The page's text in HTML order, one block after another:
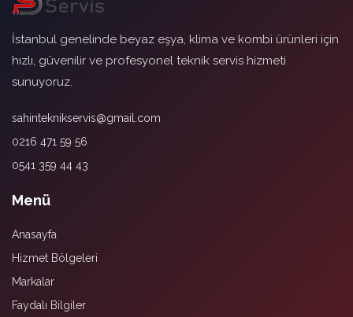
İstanbul genelinde beyaz eşya, klima ve kombi ürünleri için
hızlı, güvenilir ve profesyonel teknik servis hizmeti
sunuyoruz.
sahinteknikservis@gmail.com
0216 471 59 56
0541 359 44 43
Menü
Anasayfa
Hizmet Bölgeleri
Markalar
Faydalı Bilgiler